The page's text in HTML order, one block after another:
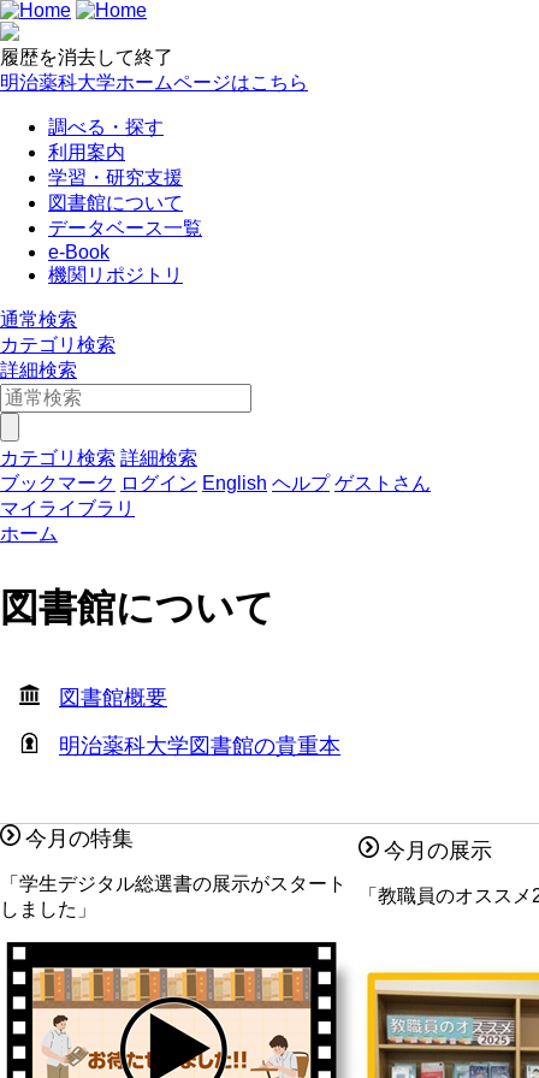
履歴を消去して終了
明治薬科大学ホームページはこちら
調べる・探す
利用案内
学習・研究支援
図書館について
データベース一覧
e-Book
機関リポジトリ
通常検索
カテゴリ検索
詳細検索
カテゴリ検索 詳細検索
ブックマーク ログイン English ヘルプ ゲストさん
マイライブラリ
ホーム
図書館について
図書館概要
明治薬科大学図書館の貴重本
今月の特集
「学生デジタル総選書の展示がスタート
しました」
今月の展示
「教職員のオスス